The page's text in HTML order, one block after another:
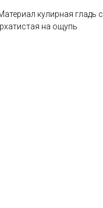
кулирная гладь с
на ощупь